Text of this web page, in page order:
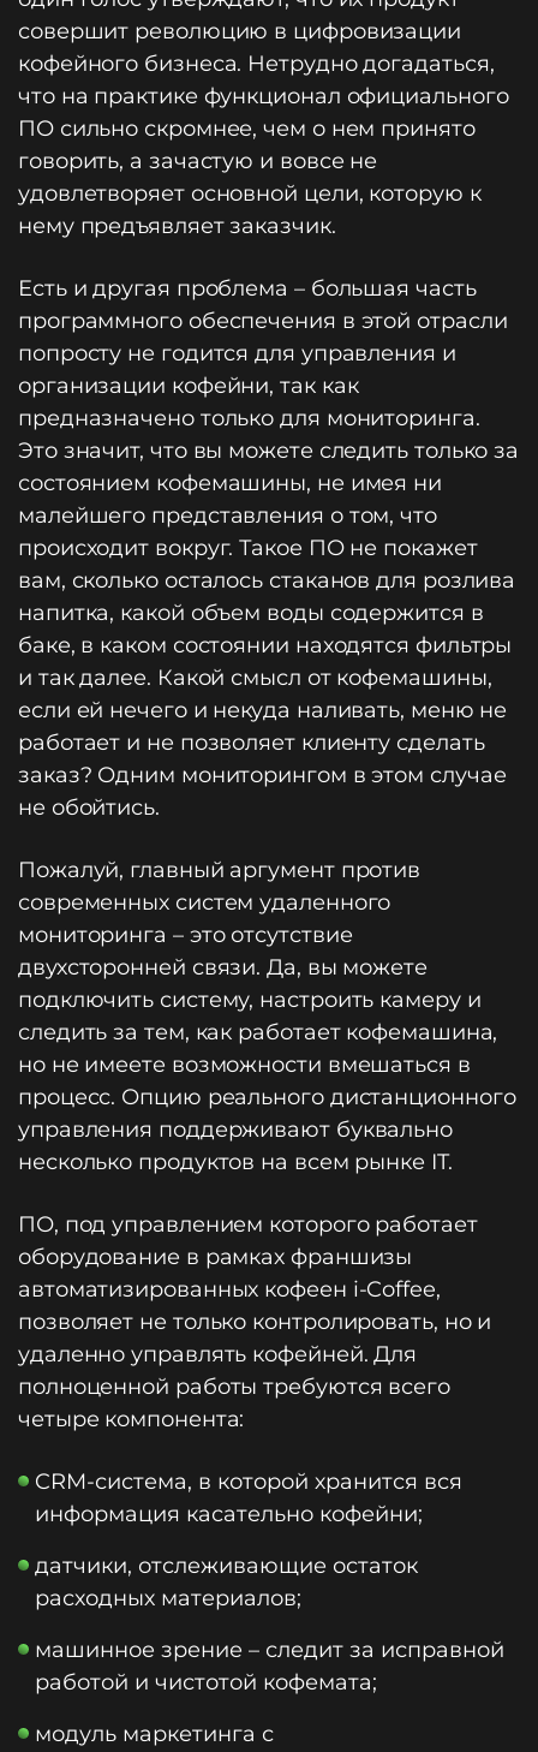
совершит революцию в цифровизации
кофейного бизнеса. Нетрудно догадаться,
что на практике функционал официального
ПО сильно скромнее, чем о нем принято
говорить, а зачастую и вовсе не
удовлетворяет основной цели, которую к
нему предъявляет заказчик.
Есть и другая проблема – большая часть
программного обеспечения в этой отрасли
попросту не годится для управления и
организации кофейни, так как
предназначено только для мониторинга.
Это значит, что вы можете следить только за
состоянием кофемашины, не имея ни
малейшего представления о том, что
происходит вокруг. Такое ПО не покажет
вам, сколько осталось стаканов для розлива
напитка, какой объем воды содержится в
баке, в каком состоянии находятся фильтры
и так далее. Какой смысл от кофемашины,
если ей нечего и некуда наливать, меню не
работает и не позволяет клиенту сделать
заказ? Одним мониторингом в этом случае
не обойтись.
Пожалуй, главный аргумент против
современных систем удаленного
мониторинга – это отсутствие
двухсторонней связи. Да, вы можете
подключить систему, настроить камеру и
следить за тем, как работает кофемашина,
но не имеете возможности вмешаться в
процесс. Опцию реального дистанционного
управления поддерживают буквально
несколько продуктов на всем рынке IT.
ПО, под управлением которого работает
оборудование в рамках франшизы
автоматизированных кофеен i-Coffee,
позволяет не только контролировать, но и
удаленно управлять кофейней. Для
полноценной работы требуются всего
четыре компонента:
CRM-система, в которой хранится вся
информация касательно кофейни;
датчики, отслеживающие остаток
расходных материалов;
машинное зрение – следит за исправной
работой и чистотой кофемата;
модуль маркетинга с